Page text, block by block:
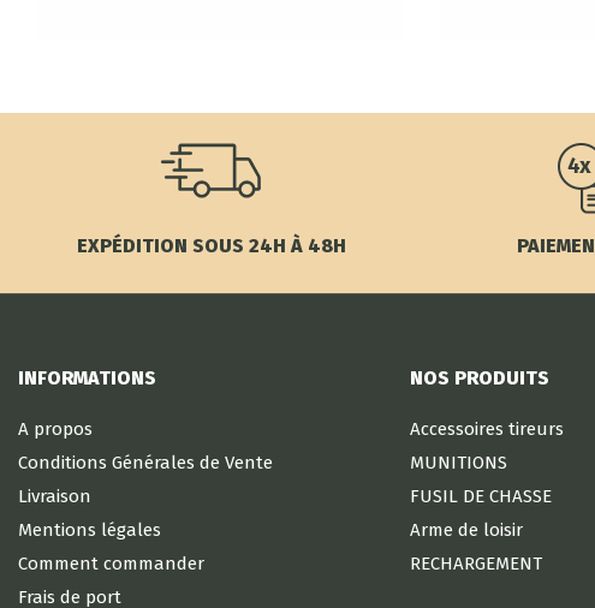
EXPÉDITION SOUS 24H À 48H
INFORMATIONS
A propos
Conditions Générales de Vente
Livraison
Mentions légales
Comment commander
Frais de port
NOS PRODUITS
Accessoires tireurs
MUNITIONS
FUSIL DE CHASSE
Arme de loisir
RECHARGEMENT